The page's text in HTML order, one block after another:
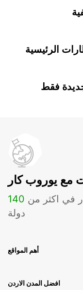
فقط
مع يوروب كار
في اكثر من 140
دولة
أهم المواقع
افضل المدن الاردن